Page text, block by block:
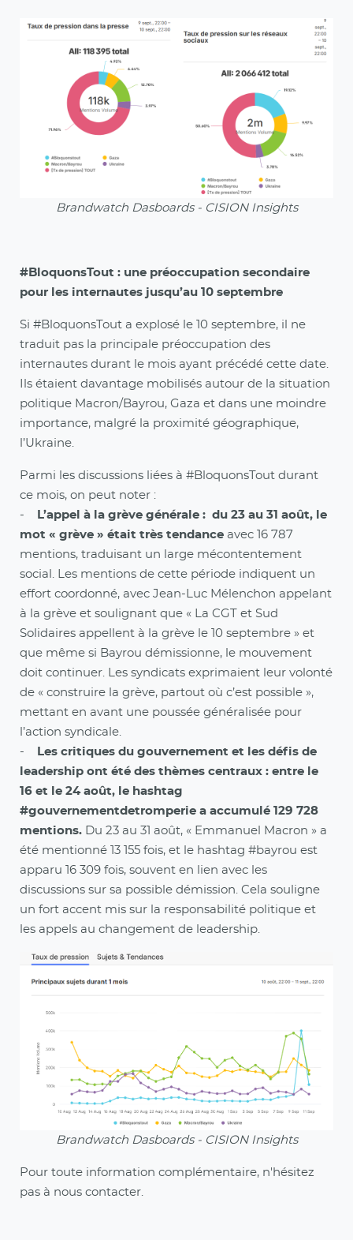
Brandwatch Dasboards - CISION Insights
#BloquonsTout : une préoccupation secondaire
pour les internautes jusqu’au 10 septembre
Si #BloquonsTout a explosé le 10 septembre, il ne
traduit pas la principale préoccupation des
internautes durant le mois ayant précédé cette date.
Ils étaient davantage mobilisés autour de la situation
politique Macron/Bayrou, Gaza et dans une moindre
importance, malgré la proximité géographique,
l’Ukraine.
Parmi les discussions liées à #BloquonsTout durant
ce mois, on peut noter :
-
L’appel à la grève générale : du 23 au 31 août, le
mot « grève » était très tendance avec 16 787
mentions, traduisant un large mécontentement
social. Les mentions de cette période indiquent un
effort coordonné, avec Jean-Luc Mélenchon appelant
à la grève et soulignant que « La CGT et Sud
Solidaires appellent à la grève le 10 septembre » et
que même si Bayrou démissionne, le mouvement
doit continuer. Les syndicats exprimaient leur volonté
de « construire la grève, partout où c’est possible »,
mettant en avant une poussée généralisée pour
l’action syndicale.
-
Les critiques du gouvernement et les défis de
leadership ont été des thèmes centraux : entre le
16 et le 24 août, le hashtag
#gouvernementdetromperie a accumulé 129 728
mentions. Du 23 au 31 août, « Emmanuel Macron » a
été mentionné 13 155 fois, et le hashtag #bayrou est
apparu 16 309 fois, souvent en lien avec les
discussions sur sa possible démission. Cela souligne
un fort accent mis sur la responsabilité politique et
les appels au changement de leadership.
Brandwatch Dasboards - CISION Insights
Pour toute information complémentaire, n'hésitez
pas à nous contacter.